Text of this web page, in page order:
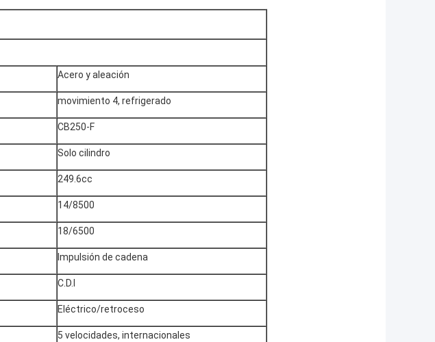
Acero y aleación
movimiento 4, refrigerado
CB250-F
Solo cilindro
249.6cc
14/8500
18/6500
Impulsión de cadena
C.D.I
Eléctrico/retroceso
5 velocidades, internacionales